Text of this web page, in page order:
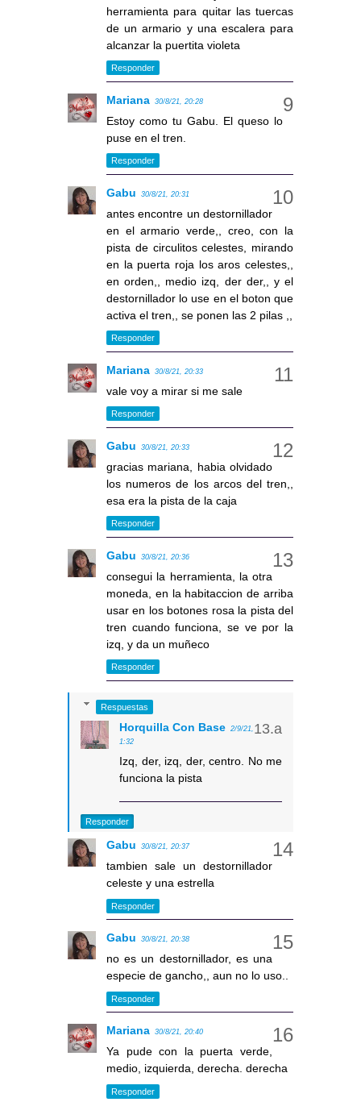
herramienta para quitar las tuercas
de un armario y una escalera para
alcanzar la puertita violeta
Responder
Mariana 30/8/21, 20:28
Estoy como tu Gabu. El queso lo
puse en el tren.
Responder
Gabu 30/8/21, 20:31
antes encontre un destornillador
en el armario verde,, creo, con la
pista de circulitos celestes, mirando
en la puerta roja los aros celestes,,
en orden,, medio izq, der der,, y el
destornillador lo use en el boton que
activa el tren,, se ponen las 2 pilas ,,
Responder
Mariana 30/8/21, 20:33
vale voy a mirar si me sale
Responder
Gabu 30/8/21, 20:33
gracias mariana, habia olvidado
los numeros de los arcos del tren,,
esa era la pista de la caja
Responder
Gabu 30/8/21, 20:36
consegui la herramienta, la otra
moneda, en la habitaccion de arriba
usar en los botones rosa la pista del
tren cuando funciona, se ve por la
izq, y da un muñeco
Responder
Respuestas
Horquilla Con Base 2/9/21,
1:32
Izq, der, izq, der, centro. No me
funciona la pista
Responder
Gabu 30/8/21, 20:37
tambien sale un destornillador
celeste y una estrella
Responder
Gabu 30/8/21, 20:38
no es un destornillador, es una
especie de gancho,, aun no lo uso..
Responder
Mariana 30/8/21, 20:40
Ya pude con la puerta verde,
medio, izquierda, derecha. derecha
Responder